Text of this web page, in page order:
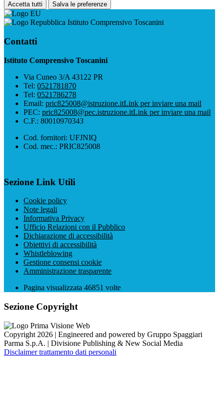
Accetta tutti Salva le preferenze
Istituto Comprensivo Toscanini
Contatti
Istituto Comprensivo Toscanini
Via Cuneo 3/A 43122 PR
Tel: 0521781870
Tel: 0521786278
Email: pric825008@istruzione.itLink per inviare una mail
PEC: pric825008@pec.istruzione.itLink per inviare una mail
C.F.: 80010970343
Cod. fornitori: UFJNIQ
Cod. mec.: PRIC825008
Sezione Link Utili
Cookie policy
Note legali
Informativa Privacy
Ufficio Relazioni con il Pubblico
Dichiarazione di accessibilità
Obiettivi di accessibilità
Whistleblowing
Gestione consensi cookie
Amministrazione trasparente
Pagina visualizzata 46851 volte
Sezione Copyright
Copyright 2026 | Engineered and powered by Gruppo Spaggiari
Parma S.p.A. | Divisione Publishing & New Social Media
Disclaimer trattamento dati personali